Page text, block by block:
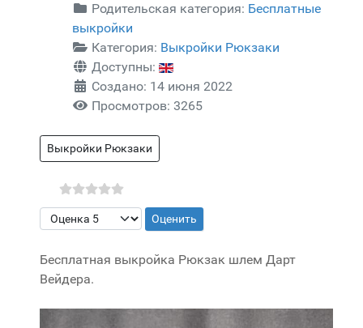
Родительская категория: Бесплатные
выкройки
Категория: Выкройки Рюкзаки
Доступны:
Создано: 14 июня 2022
Просмотров: 3265
Выкройки Рюкзаки
Пожалуйста, оцените
Бесплатная выкройка Рюкзак шлем Дарт
Вейдера.